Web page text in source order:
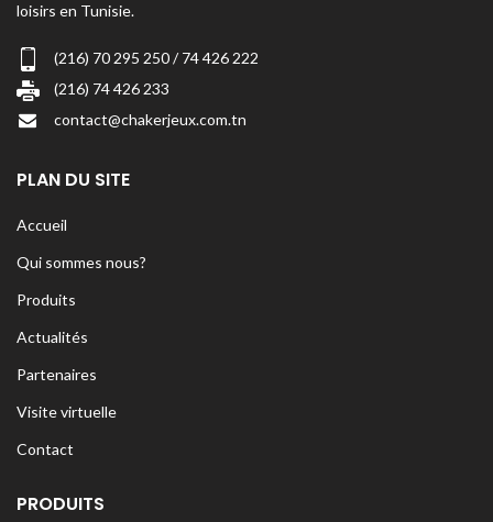
loisirs en Tunisie.
(216) 70 295 250 / 74 426 222
(216) 74 426 233
contact@chakerjeux.com.tn
PLAN DU SITE
Accueil
Qui sommes nous?
Produits
Actualités
Partenaires
Visite virtuelle
Contact
PRODUITS